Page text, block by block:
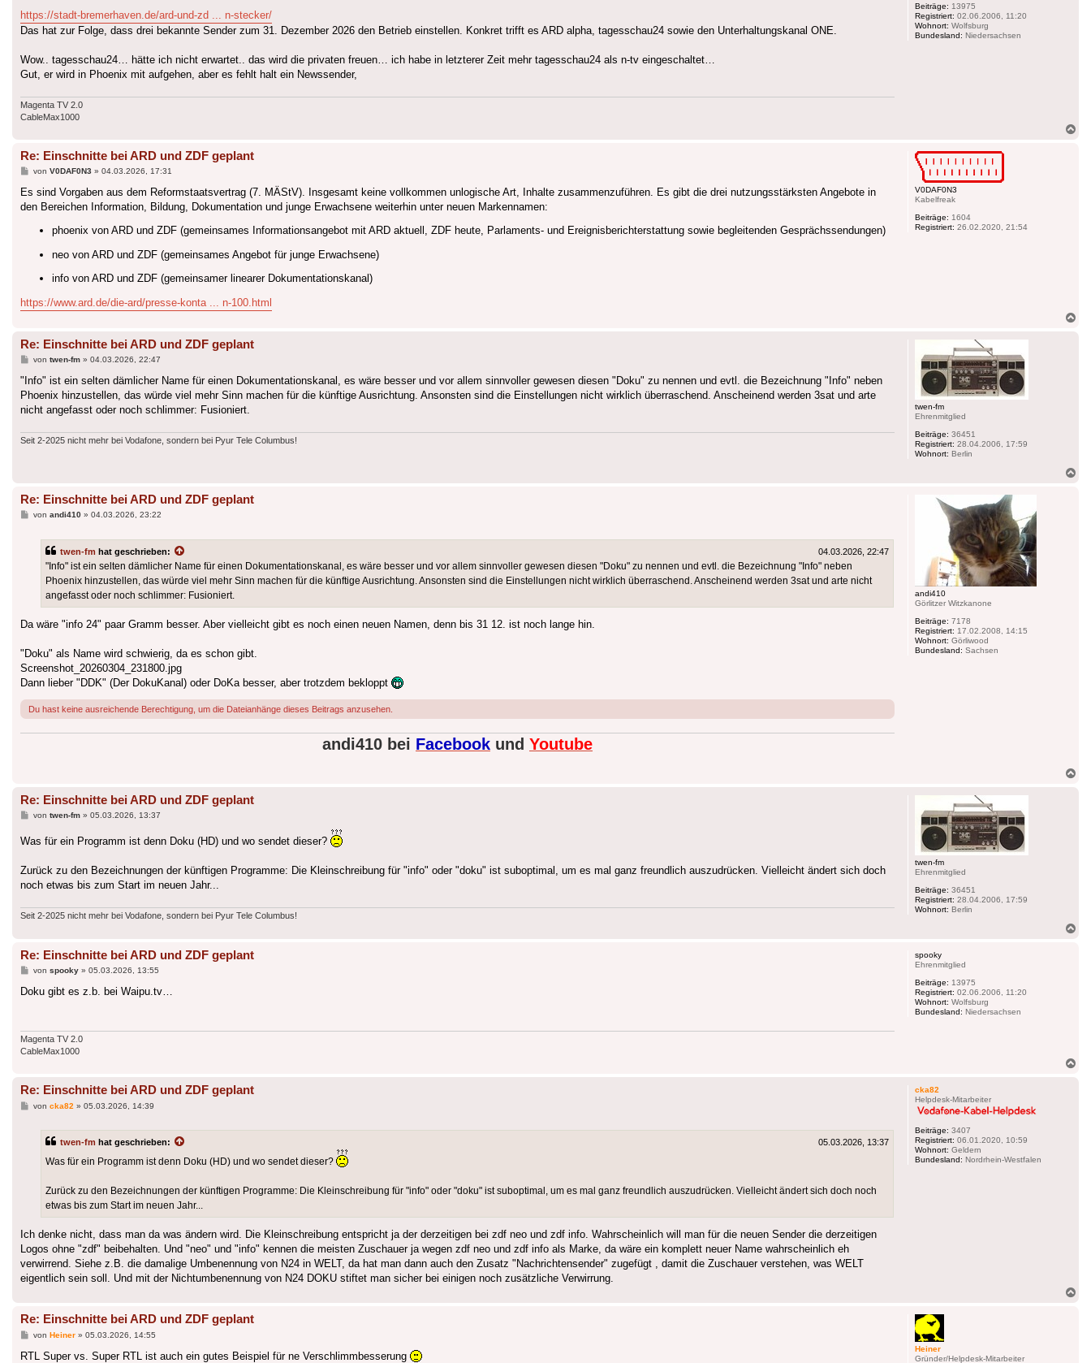
Beiträge: 13975
Registriert: 02.06.2006, 11:20
Wohnort: Wolfsburg
Bundesland: Niedersachsen
https://stadt-bremerhaven.de/ard-und-zd ... n-stecker/
Das hat zur Folge, dass drei bekannte Sender zum 31. Dezember 2026 den Betrieb einstellen. Konkret trifft es ARD alpha, tagesschau24 sowie den Unterhaltungskanal ONE.
Wow.. tagesschau24… hätte ich nicht erwartet.. das wird die privaten freuen… ich habe in letzterer Zeit mehr tagesschau24 als n-tv eingeschaltet…
Gut, er wird in Phoenix mit aufgehen, aber es fehlt halt ein Newssender,
Magenta TV 2.0
CableMax1000
V0DAF0N3
Kabelfreak
Beiträge: 1604
Registriert: 26.02.2020, 21:54
Re: Einschnitte bei ARD und ZDF geplant
Beitrag
von V0DAF0N3» 04.03.2026, 17:31
Es sind Vorgaben aus dem Reformstaatsvertrag (7. MÄStV). Insgesamt keine vollkommen unlogische Art, Inhalte zusammenzuführen. Es gibt die drei nutzungsstärksten Angebote in
den Bereichen Information, Bildung, Dokumentation und junge Erwachsene weiterhin unter neuen Markennamen:
phoenix von ARD und ZDF (gemeinsames Informationsangebot mit ARD aktuell, ZDF heute, Parlaments- und Ereignisberichterstattung sowie begleitenden Gesprächssendungen)
neo von ARD und ZDF (gemeinsames Angebot für junge Erwachsene)
info von ARD und ZDF (gemeinsamer linearer Dokumentationskanal)
https://www.ard.de/die-ard/presse-konta ... n-100.html
twen-fm
Ehrenmitglied
Beiträge: 36451
Registriert: 28.04.2006, 17:59
Wohnort: Berlin
Re: Einschnitte bei ARD und ZDF geplant
Beitrag
von twen-fm» 04.03.2026, 22:47
"Info" ist ein selten dämlicher Name für einen Dokumentationskanal, es wäre besser und vor allem sinnvoller gewesen diesen "Doku" zu nennen und evtl. die Bezeichnung "Info" neben
Phoenix hinzustellen, das würde viel mehr Sinn machen für die künftige Ausrichtung. Ansonsten sind die Einstellungen nicht wirklich überraschend. Anscheinend werden 3sat und arte
nicht angefasst oder noch schlimmer: Fusioniert.
Seit 2-2025 nicht mehr bei Vodafone, sondern bei Pyur Tele Columbus!
andi410
Görlitzer Witzkanone
Beiträge: 7178
Registriert: 17.02.2008, 14:15
Wohnort: Görliwood
Bundesland: Sachsen
Re: Einschnitte bei ARD und ZDF geplant
Beitrag
von andi410» 04.03.2026, 23:22
twen-fm hat geschrieben: 04.03.2026, 22:47
"Info" ist ein selten dämlicher Name für einen Dokumentationskanal, es wäre besser und vor allem sinnvoller gewesen diesen "Doku" zu nennen und evtl. die Bezeichnung "Info" neben
Phoenix hinzustellen, das würde viel mehr Sinn machen für die künftige Ausrichtung. Ansonsten sind die Einstellungen nicht wirklich überraschend. Anscheinend werden 3sat und arte nicht
angefasst oder noch schlimmer: Fusioniert.
Da wäre "info 24" paar Gramm besser. Aber vielleicht gibt es noch einen neuen Namen, denn bis 31 12. ist noch lange hin.
"Doku" als Name wird schwierig, da es schon gibt.
Screenshot_20260304_231800.jpg
Dann lieber "DDK" (Der DokuKanal) oder DoKa besser, aber trotzdem bekloppt
Du hast keine ausreichende Berechtigung, um die Dateianhänge dieses Beitrags anzusehen.
andi410 bei Facebook und Youtube
twen-fm
Ehrenmitglied
Beiträge: 36451
Registriert: 28.04.2006, 17:59
Wohnort: Berlin
Re: Einschnitte bei ARD und ZDF geplant
Beitrag
von twen-fm» 05.03.2026, 13:37
Was für ein Programm ist denn Doku (HD) und wo sendet dieser?
Zurück zu den Bezeichnungen der künftigen Programme: Die Kleinschreibung für "info" oder "doku" ist suboptimal, um es mal ganz freundlich auszudrücken. Vielleicht ändert sich doch
noch etwas bis zum Start im neuen Jahr...
Seit 2-2025 nicht mehr bei Vodafone, sondern bei Pyur Tele Columbus!
spooky
Ehrenmitglied
Beiträge: 13975
Registriert: 02.06.2006, 11:20
Wohnort: Wolfsburg
Bundesland: Niedersachsen
Re: Einschnitte bei ARD und ZDF geplant
Beitrag
von spooky» 05.03.2026, 13:55
Doku gibt es z.b. bei Waipu.tv…
Magenta TV 2.0
CableMax1000
cka82
Helpdesk-Mitarbeiter
Beiträge: 3407
Registriert: 06.01.2020, 10:59
Wohnort: Geldern
Bundesland: Nordrhein-Westfalen
Re: Einschnitte bei ARD und ZDF geplant
Beitrag
von cka82 » 05.03.2026, 14:39
twen-fm hat geschrieben: 05.03.2026, 13:37
Was für ein Programm ist denn Doku (HD) und wo sendet dieser?
Zurück zu den Bezeichnungen der künftigen Programme: Die Kleinschreibung für "info" oder "doku" ist suboptimal, um es mal ganz freundlich auszudrücken. Vielleicht ändert sich doch noch
etwas bis zum Start im neuen Jahr...
Ich denke nicht, dass man da was ändern wird. Die Kleinschreibung entspricht ja der derzeitigen bei zdf neo und zdf info. Wahrscheinlich will man für die neuen Sender die derzeitigen
Logos ohne "zdf" beibehalten. Und "neo" und "info" kennen die meisten Zuschauer ja wegen zdf neo und zdf info als Marke, da wäre ein komplett neuer Name wahrscheinlich eh
verwirrend. Siehe z.B. die damalige Umbenennung von N24 in WELT, da hat man dann auch den Zusatz "Nachrichtensender" zugefügt , damit die Zuschauer verstehen, was WELT
eigentlich sein soll. Und mit der Nichtumbenennung von N24 DOKU stiftet man sicher bei einigen noch zusätzliche Verwirrung.
Heiner
Gründer/Helpdesk-Mitarbeiter
Re: Einschnitte bei ARD und ZDF geplant
Beitrag
von Heiner» 05.03.2026, 14:55
RTL Super vs. Super RTL ist auch ein gutes Beispiel für ne Verschlimmbesserung